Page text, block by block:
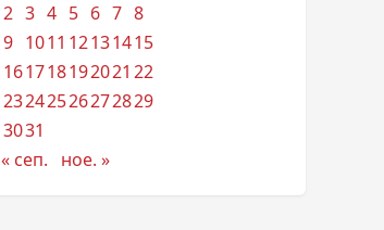
2 3 4 5 6 7 8
9 1011 12131415
161718192021 22
23242526272829
3031
« сеп.
ное. »